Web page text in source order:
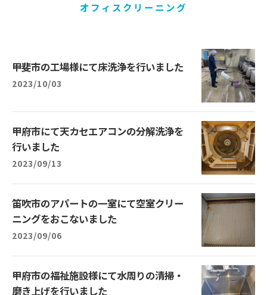
オフィスクリーニング
甲斐市の工場様にて床洗浄を行いました
2023/10/03
甲府市にて天カセエアコンの分解洗浄を
行いました
2023/09/13
笛吹市のアパートの一室にて空室クリー
ニングをおこないました
2023/09/06
甲府市の福祉施設様にて水周りの清掃・
磨き上げを行いました